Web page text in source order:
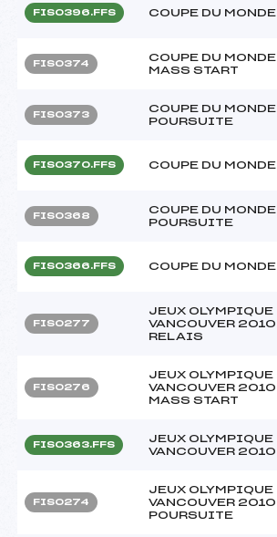
FIS0396.FFS COUPE DU MONDE
FIS0374
COUPE DU MONDE
MASS START
FIS0373
COUPE DU MONDE
POURSUITE
FIS0370.FFS COUPE DU MONDE
FIS0368
COUPE DU MONDE
POURSUITE
FIS0366.FFS COUPE DU MONDE
FIS0277
JEUX OLYMPIQUE
VANCOUVER 2010
RELAIS
FIS0276
JEUX OLYMPIQUE
VANCOUVER 2010
MASS START
FIS0363.FFS
JEUX OLYMPIQUE
VANCOUVER 2010
FIS0274
JEUX OLYMPIQUE
VANCOUVER 2010
POURSUITE